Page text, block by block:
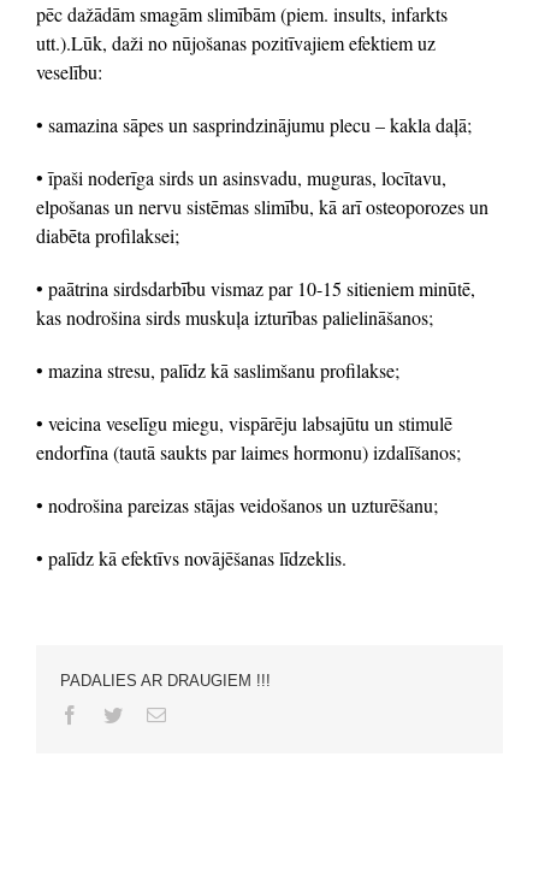
pēc dažādām smagām slimībām (piem. insults, infarkts
utt.).Lūk, daži no nūjošanas pozitīvajiem efektiem uz
veselību:
• samazina sāpes un sasprindzinājumu plecu – kakla daļā;
• īpaši noderīga sirds un asinsvadu, muguras, locītavu,
elpošanas un nervu sistēmas slimību, kā arī osteoporozes un
diabēta profilaksei;
• paātrina sirdsdarbību vismaz par 10-15 sitieniem minūtē,
kas nodrošina sirds muskuļa izturības palielināšanos;
• mazina stresu, palīdz kā saslimšanu profilakse;
• veicina veselīgu miegu, vispārēju labsajūtu un stimulē
endorfīna (tautā saukts par laimes hormonu) izdalīšanos;
• nodrošina pareizas stājas veidošanos un uzturēšanu;
• palīdz kā efektīvs novājēšanas līdzeklis.
PADALIES AR DRAUGIEM !!!
Facebook
TwitterEmail